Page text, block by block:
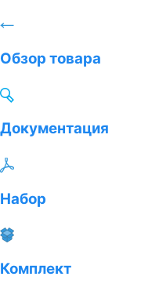
Обзор товара
Документация
Набор
Комплект